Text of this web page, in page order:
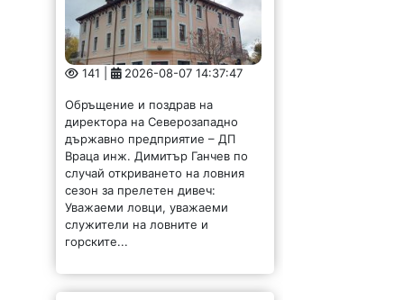
141 | 2026-08-07 14:37:47
Обръщение и поздрав на
директора на Северозападно
държавно предприятие – ДП
Враца инж. Димитър Ганчев по
случай откриването на ловния
сезон за прелетен дивеч:
Уважаеми ловци, уважаеми
служители на ловните и
горските...